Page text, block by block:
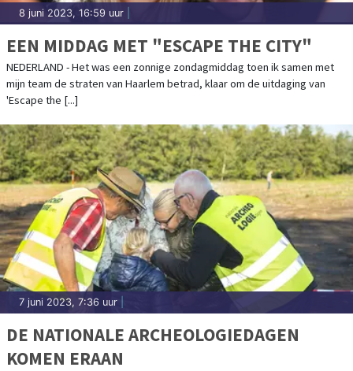
8 juni 2023, 16:59 uur
EEN MIDDAG MET "ESCAPE THE CITY"
NEDERLAND - Het was een zonnige zondagmiddag toen ik samen met
mijn team de straten van Haarlem betrad, klaar om de uitdaging van
'Escape the [...]
7 juni 2023, 7:36 uur
DE NATIONALE ARCHEOLOGIEDAGEN
KOMEN ERAAN